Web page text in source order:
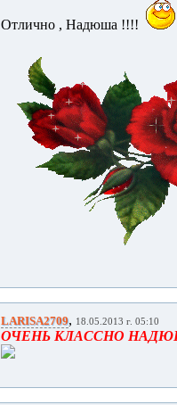
Отлично , Надюша !!!!
LARISA2709, 18.05.2013 г. 05:10
ОЧЕНЬ КЛАССНО